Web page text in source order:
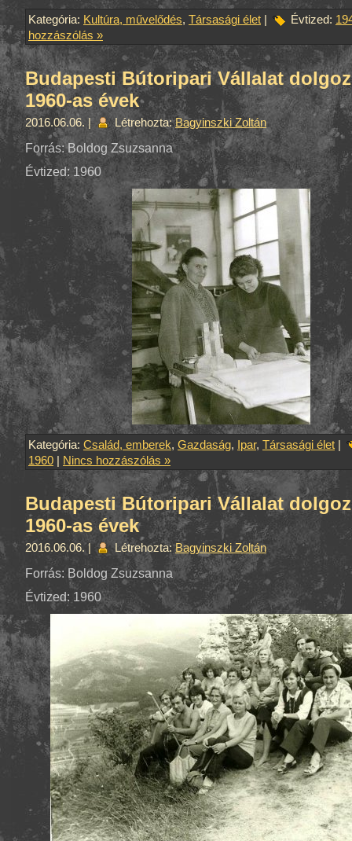
Kategória: Kultúra, művelődés, Társasági élet | Évtized:
hozzászólás »
Budapesti Bútoripari Vállalat
1960-as évek
2016.06.06. | Létrehozta:Bagyinszki Zoltán
Forrás: Boldog Zsuzsanna
Évtized: 1960
Kategória: Család, emberek, Gazdaság, Ipar, Társasági élet
1960
Nincs hozzászólás »
Budapesti Bútoripari Vállalat
1960-as évek
2016.06.06. | Létrehozta:Bagyinszki Zoltán
Forrás: Boldog Zsuzsanna
Évtized: 1960